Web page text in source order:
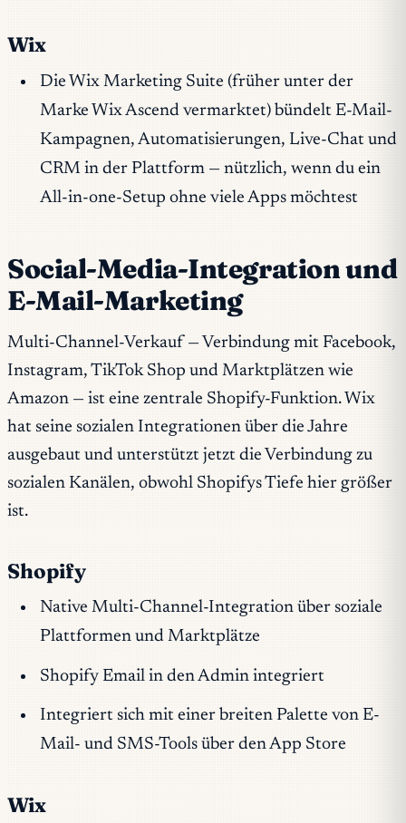
Wix
Die Wix Marketing Suite (früher unter der
Marke Wix Ascend vermarktet) bündelt E-Mail-
Kampagnen, Automatisierungen, Live-Chat und
CRM in der Plattform — nützlich, wenn du ein
All-in-one-Setup ohne viele Apps möchtest
Social-Media-Integration und
E-Mail-Marketing
Multi-Channel-Verkauf — Verbindung mit Facebook,
Instagram, TikTok Shop und Marktplätzen wie
Amazon — ist eine zentrale Shopify-Funktion. Wix
hat seine sozialen Integrationen über die Jahre
ausgebaut und unterstützt jetzt die Verbindung zu
sozialen Kanälen, obwohl Shopifys Tiefe hier größer
ist.
Shopify
Native Multi-Channel-Integration über soziale
Plattformen und Marktplätze
Shopify Email in den Admin integriert
Integriert sich mit einer breiten Palette von E-
Mail- und SMS-Tools über den App Store
Wix